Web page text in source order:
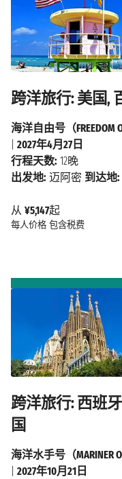
跨洋旅行: 美国,
从 ¥5,147起
每人价格 包含税费
海洋自由号（FREEDOM
2027年4月27日
行程天数: 12晚
出发地: 迈阿密 到达地:
跨洋旅行: 西班
国
海洋水手号（MARINER OF
2027年10月21日